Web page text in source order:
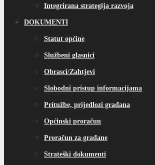
Integrirana strategija razvoja
DOKUMENTI
Statut općine
Službeni glasnici
Obrasci/Zahtjevi
Slobodni pristup informacijama
Pritužbe, prijedlozi građana
Općinski proračun
Proračun za građane
Strateški dokumenti